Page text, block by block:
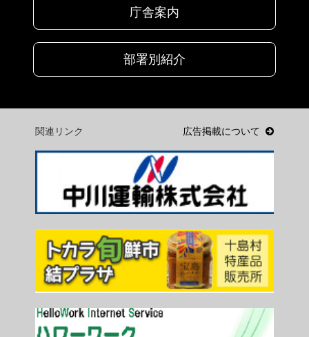
庁舎案内
部署別紹介
関連リンク 広告掲載について